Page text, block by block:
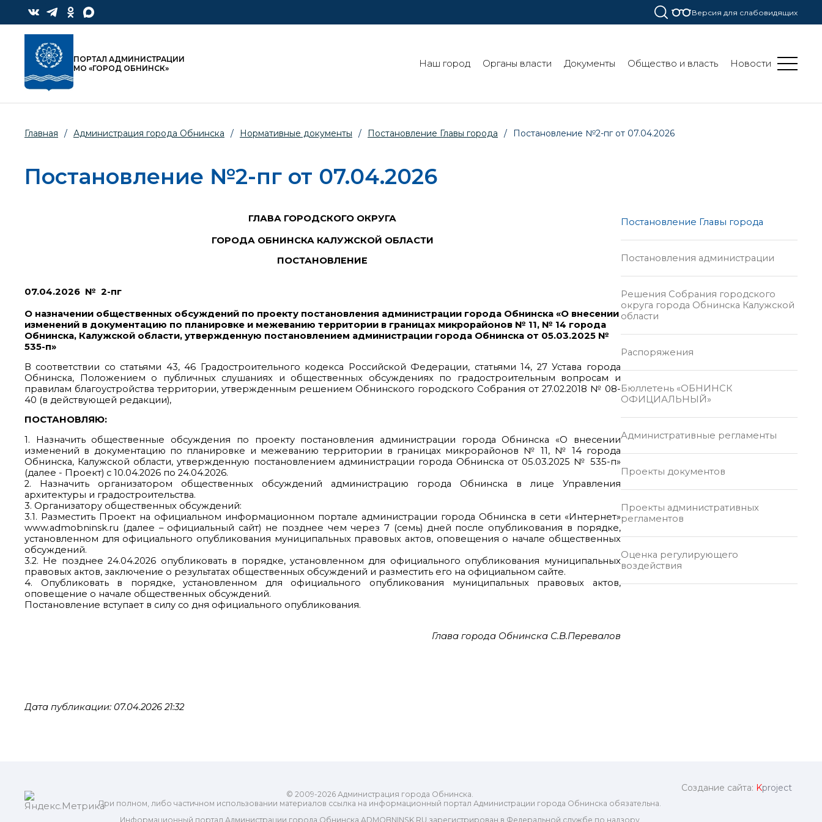
Версия для слабовидящих
ПОРТАЛ АДМИНИСТРАЦИИ
МО «ГОРОД ОБНИНСК»
Наш город Органы власти Документы Общество и власть Новости
Главная / Администрация города Обнинска / Нормативные документы / Постановление Главы города / Постановление №2-пг от 07.04.2026
Постановление №2-пг от 07.04.2026
ГЛАВА ГОРОДСКОГО ОКРУГА
ГОРОДА ОБНИНСКА КАЛУЖСКОЙ ОБЛАСТИ
ПОСТАНОВЛЕНИЕ
07.04.2026 № 2-пг
О назначении общественных обсуждений по проекту постановления администрации города Обнинска «О внесении
изменений в документацию по планировке и межеванию территории в границах микрорайонов № 11, № 14 города
Обнинска, Калужской области, утвержденную постановлением администрации города Обнинска от 05.03.2025 №
535-п»
В соответствии со статьями 43, 46 Градостроительного кодекса Российской Федерации, статьями 14, 27 Устава города
Обнинска, Положением о публичных слушаниях и общественных обсуждениях по градостроительным вопросам и
правилам благоустройства территории, утвержденным решением Обнинского городского Собрания от 27.02.2018 № 08-
40 (в действующей редакции),
ПОСТАНОВЛЯЮ:
1. Назначить общественные обсуждения по проекту постановления администрации города Обнинска «О внесении
изменений в документацию по планировке и межеванию территории в границах микрорайонов № 11, № 14 города
Обнинска, Калужской области, утвержденную постановлением администрации города Обнинска от 05.03.2025 № 535-п»
(далее - Проект) с 10.04.2026 по 24.04.2026.
2. Назначить организатором общественных обсуждений администрацию города Обнинска в лице Управления
архитектуры и градостроительства.
3. Организатору общественных обсуждений:
3.1. Разместить Проект на официальном информационном портале администрации города Обнинска в сети «Интернет»
www.admobninsk.ru (далее – официальный сайт) не позднее чем через 7 (семь) дней после опубликования в порядке,
установленном для официального опубликования муниципальных правовых актов, оповещения о начале общественных
обсуждений.
3.2. Не позднее 24.04.2026 опубликовать в порядке, установленном для официального опубликования муниципальных
правовых актов, заключение о результатах общественных обсуждений и разместить его на официальном сайте.
4. Опубликовать в порядке, установленном для официального опубликования муниципальных правовых актов,
оповещение о начале общественных обсуждений.
Постановление вступает в силу со дня официального опубликования.
Глава города Обнинска С.В.Перевалов
Дата публикации: 07.04.2026 21:32
Постановление Главы города
Постановления администрации
Решения Собрания городского
округа города Обнинска Калужской
области
Распоряжения
Бюллетень «ОБНИНСК
ОФИЦИАЛЬНЫЙ»
Административные регламенты
Проекты документов
Проекты административных
регламентов
Оценка регулирующего
воздействия
© 2009-2026 Администрация города Обнинска.
При полном, либо частичном использовании материалов ссылка на информационный портал Администрации города Обнинска обязательна.
Информационный портал Администрации города Обнинска ADMOBNINSK.RU зарегистрирован в Федеральной службе по надзору
Создание сайта: Kproject